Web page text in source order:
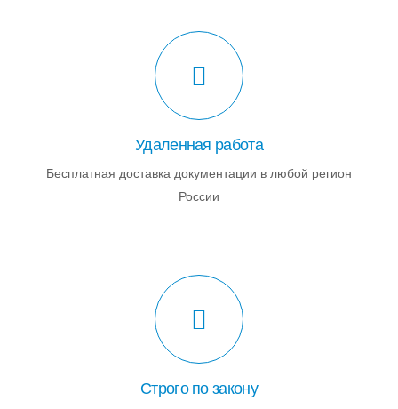
Удаленная работа
Бесплатная доставка документации в любой регион
России
Строго по закону